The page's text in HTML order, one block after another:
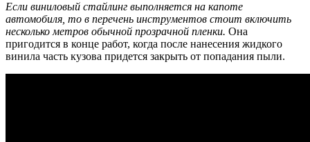
Если виниловый стайлинг выполняется на капоте
автомобиля, то в перечень инструментов стоит включить
несколько метров обычной прозрачной пленки. Она
пригодится в конце работ, когда после нанесения жидкого
винила часть кузова придется закрыть от попадания пыли.